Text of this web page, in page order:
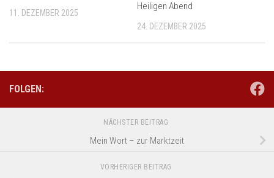
11. DEZEMBER 2025
Heiligen Abend
24. DEZEMBER 2025
FOLGEN:
NÄCHSTER BEITRAG
Mein Wort – zur Marktzeit
VORHERIGER BEITRAG